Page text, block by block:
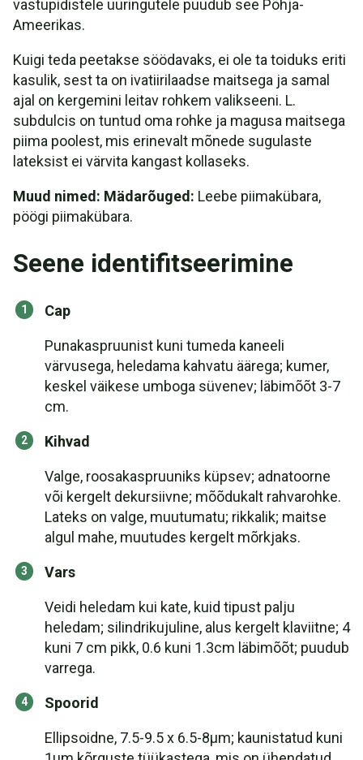
vastupidistele uuringutele puudub see Põhja-
Ameerikas.
Kuigi teda peetakse söödavaks, ei ole ta toiduks eriti
kasulik, sest ta on ivatiirilaadse maitsega ja samal
ajal on kergemini leitav rohkem valikseeni. L.
subdulcis on tuntud oma rohke ja magusa maitsega
piima poolest, mis erinevalt mõnede sugulaste
lateksist ei värvita kangast kollaseks.
Muud nimed: Mädarõuged: Leebe piimakübara,
pöögi piimakübara.
Seene identifitseerimine
Cap
Punakaspruunist kuni tumeda kaneeli
värvusega, heledama kahvatu äärega; kumer,
keskel väikese umboga süvenev; läbimõõt 3-7
cm.
Kihvad
Valge, roosakaspruuniks küpsev; adnatoorne
või kergelt dekursiivne; mõõdukalt rahvarohke.
Lateks on valge, muutumatu; rikkalik; maitse
algul mahe, muutudes kergelt mõrkjaks.
Vars
Veidi heledam kui kate, kuid tipust palju
heledam; silindrikujuline, alus kergelt klaviitne; 4
kuni 7 cm pikk, 0.6 kuni 1.3cm läbimõõt; puudub
varrega.
Spoorid
Ellipsoidne, 7.5-9.5 x 6.5-8µm; kaunistatud kuni